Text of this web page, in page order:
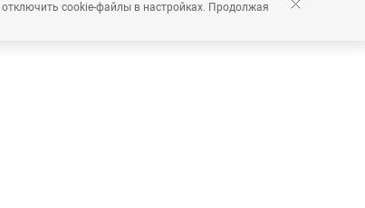
cookie-файлы в настройках. Продолжая